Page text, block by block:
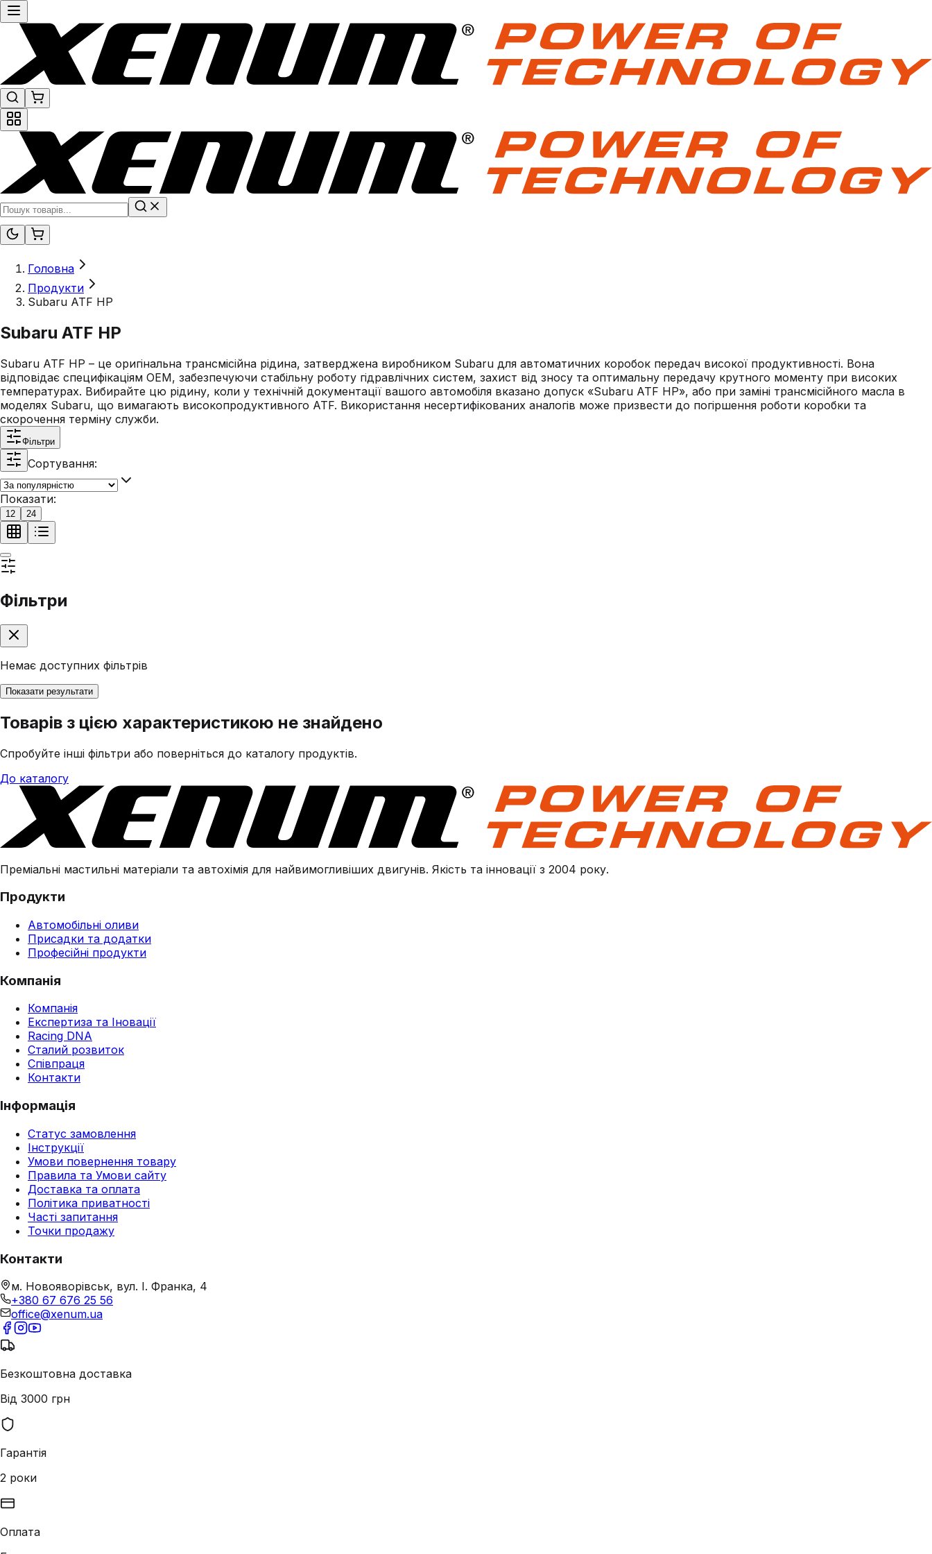
Головна
Продукти
Subaru ATF HP
Subaru ATF HP
Subaru ATF HP – це оригінальна трансмісійна рідина, затверджена виробником Subaru для автоматичних коробок передач високої продуктивності. Вона
відповідає специфікаціям OEM, забезпечуючи стабільну роботу гідравлічних систем, захист від зносу та оптимальну передачу крутного моменту при високих
температурах. Вибирайте цю рідину, коли у технічній документації вашого автомобіля вказано допуск «Subaru ATF HP», або при заміні трансмісійного масла в
моделях Subaru, що вимагають високопродуктивного ATF. Використання несертифікованих аналогів може призвести до погіршення роботи коробки та
скорочення терміну служби.
Фільтри
Сортування:
Показати:
12 24
Фільтри
Немає доступних фільтрів
Показати результати
Товарів з цією характеристикою не знайдено
Спробуйте інші фільтри або поверніться до каталогу продуктів.
До каталогу
Преміальні мастильні матеріали та автохімія для найвимогливіших двигунів. Якість та інновації з 2004 року.
Продукти
Автомобільні оливи
Присадки та додатки
Професійні продукти
Компанія
Компанія
Експертиза та Іновації
Racing DNA
Сталий розвиток
Співпраця
Контакти
Інформація
Статус замовлення
Інструкції
Умови повернення товару
Правила та Умови сайту
Доставка та оплата
Політика приватності
Часті запитання
Точки продажу
Контакти
м. Новояворівськ, вул. І. Франка, 4
+380 67 676 25 56
office@xenum.ua
Безкоштовна доставка
Від 3000 грн
Гарантія
2 роки
Оплата